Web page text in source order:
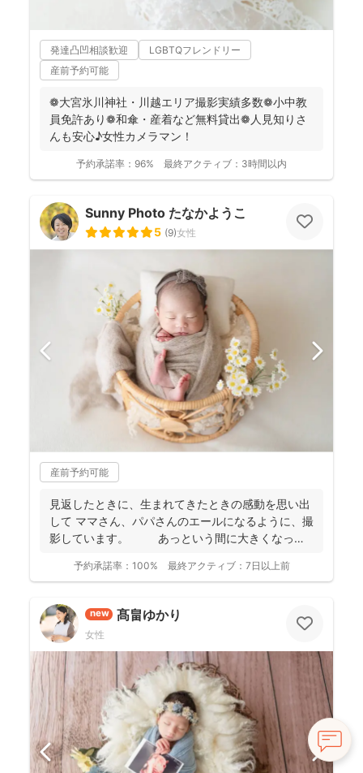
発達凸凹相談歓迎
LGBTQフレンドリー
産前予約可能
❁大宮氷川神社・川越エリア撮影実績多数❁小中教
員免許あり❁和傘・産着など無料貸出❁人見知りさ
んも安心♪女性カメラマン！
予約承諾率： 96% 最終アクティブ： 3時間以内
Sunny Photo たなかようこ
5 (9)女性
産前予約可能
見返したときに、生まれてきたときの感動を思い出
して ママさん、パパさんのエールになるように、撮
影しています。 あっという間に大きくなって
予約承諾率： 100% 最終アクティブ： 7日以上前
new 髙畠ゆかり
女性